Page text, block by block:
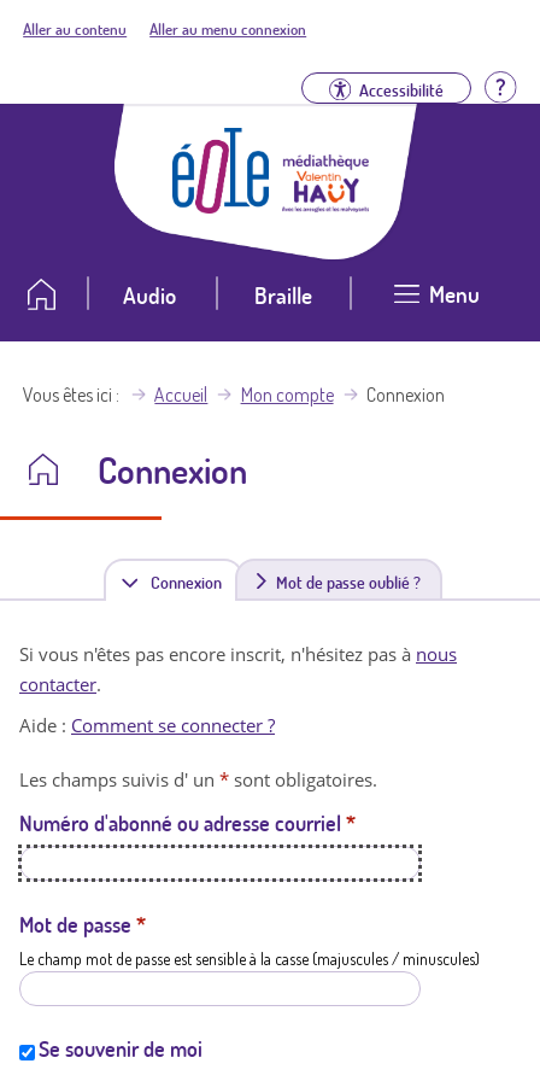
Aller au contenu Aller au menu connexion
Accessibilité
Audio Braille Menu
Vous êtes ici Accueil Mon compte Connexion
Connexion
Connexion(
n
t
a
t
i
Mot de passe oublié ?
Si vous n'êtes pas encore inscrit, n'hésitez pas à nous
contacter.
Aide : Comment se connecter ?
Les champs suivis d' un * sont obligatoires.
Numéro d'abonné ou adresse courriel *
Mot de passe *
Le champ mot de passe est sensible à la casse (majuscules / minuscules)
Se souvenir de moi